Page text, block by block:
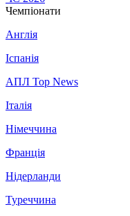
Чемпіонати
Англія
Іспанія
АПЛ Top News
Італія
Німеччина
Франція
Нідерланди
Туреччина